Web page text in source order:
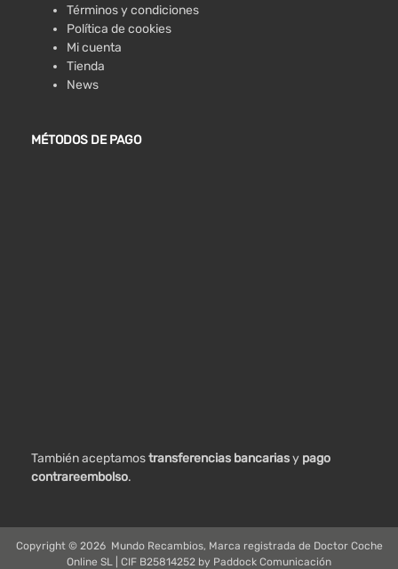
Términos y condiciones
Política de cookies
Mi cuenta
Tienda
News
MÉTODOS DE PAGO
También aceptamostransferencias bancariasy pago
contrareembolso.
Copyright © 2026 Mundo Recambios, Marca registrada de Doctor Coche
Online SL | CIF B25814252 by Paddock Comunicación